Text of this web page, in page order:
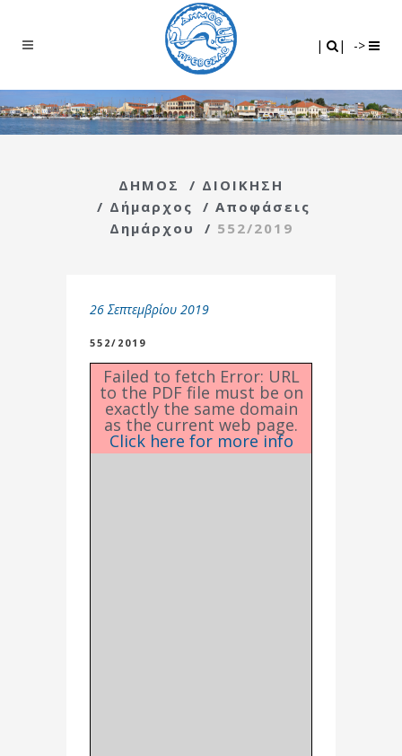
| | ->
ΔΗΜΟΣ / ΔΙΟΙΚΗΣΗ
/ Δήμαρχος / Αποφάσεις
Δημάρχου
/ 552/2019
26 Σεπτεμβρίου 2019
552/2019
Failed to fetch Error: URL
to the PDF file must be on
exactly the same domain
as the current web page.
Click here for more info